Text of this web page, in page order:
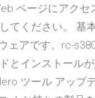
ページにアクセ
てください。 基
ェアです。rc-
インストールが
ツール アップ